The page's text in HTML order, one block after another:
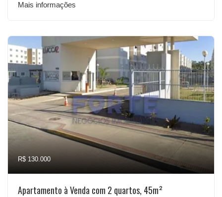
Mais informações
R$ 130.000
Apartamento à Venda com 2 quartos, 45m²